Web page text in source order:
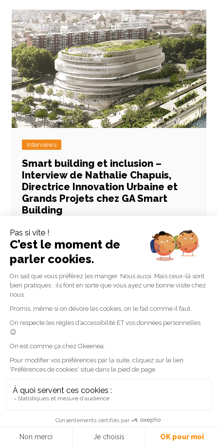
Interviews
Smart building et inclusion –
Interview de Nathalie Chapuis,
Directrice Innovation Urbaine et
Grands Projets chez GA Smart
Building
Actualités Handicap auditif
indispensable entre deux
différentes – Interview de l’équipe